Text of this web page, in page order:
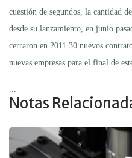
cuestión de segundos, la cantidad
desde su lanzamiento, en junio
cerraron en 2011 30 nuevos
nuevas empresas para el final de
Notas